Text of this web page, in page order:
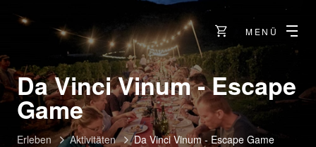
MENÜ
Da Vinci Vinum - Escape
Game
Erleben Aktivitäten Da Vinci Vinum - Escape Game